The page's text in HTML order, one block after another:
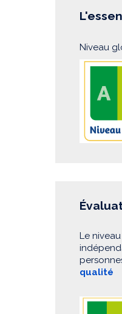
Niveau
Le
qualité